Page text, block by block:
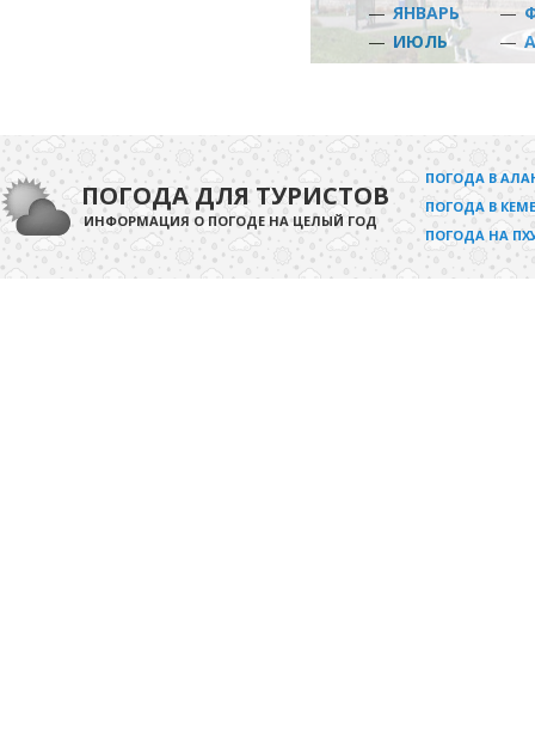
—ЯНВАРЬ —
— ИЮЛЬ —
ПОГОДА ДЛЯ ТУРИСТОВ
ИНФОРМАЦИЯ О ПОГОДЕ НА ЦЕЛЫЙ ГОД
ПОГОДА В
ПОГОДА В
ПОГОДА НА